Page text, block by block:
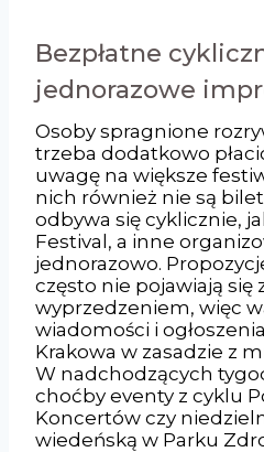
Bezpłatne
jednorazowe
Osoby spragnione
trzeba dodatkowo
uwagę na większe
nich również nie są
odbywa się cyklicznie,
Festival, a inne
jednorazowo.
często nie pojawiają się
wyprzedzeniem, więc
wiadomości i
Krakowa w zasadzie z
W nadchodzących
choćby eventy z cyklu
Koncertów czy
wiedeńską w Parku